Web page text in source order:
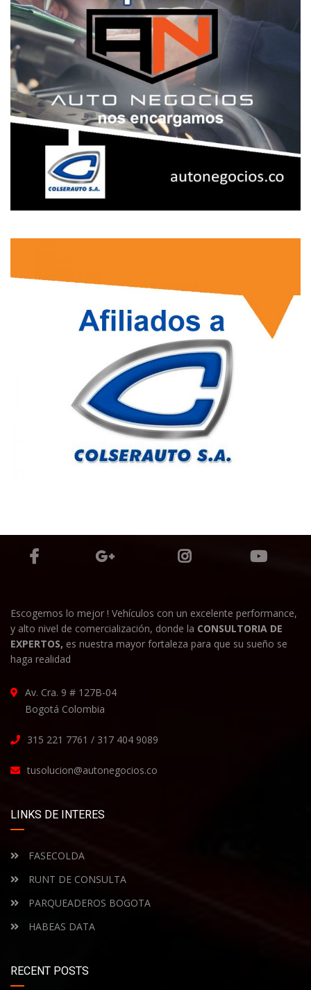
Escogemos lo mejor ! Vehículos con un excelente performance,
y alto nivel de comercialización, donde la CONSULTORIA DE
EXPERTOS, es nuestra mayor fortaleza para que su sueño se
haga realidad
Av. Cra. 9 # 127B-04
Bogotá Colombia
315 221 7761 / 317 404 9089
tusolucion@autonegocios.co
LINKS DE INTERES
FASECOLDA
RUNT DE CONSULTA
PARQUEADEROS BOGOTA
HABEAS DATA
RECENT POSTS